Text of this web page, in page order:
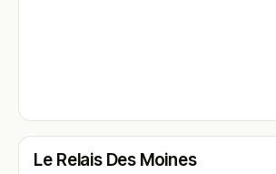
N° 4
Le Relais Des Moines